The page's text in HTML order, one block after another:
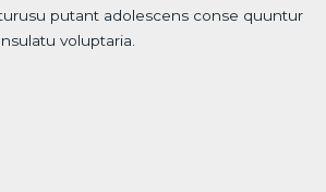
putant adolescens conse quuntur
voluptaria.